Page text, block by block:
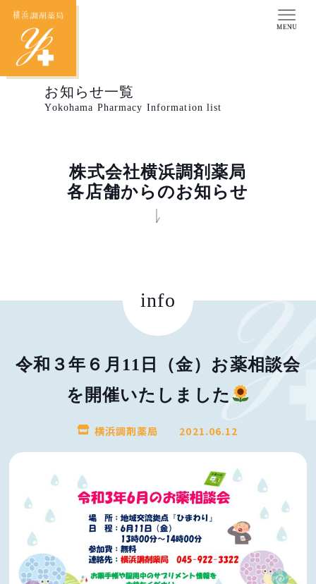
お知らせ一覧
Yokohama Pharmacy Information list
株式会社横浜調剤薬局
各店舗からのお知らせ
info
令和３年６月11日（金）お薬相談会
を開催いたしました
横浜調剤薬局 2021.06.12